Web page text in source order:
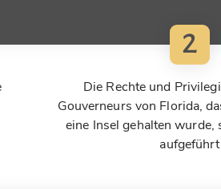
2
Die Rechte und
Gouverneurs von Florida,
eine Insel gehalten wurde,
aufgeführt